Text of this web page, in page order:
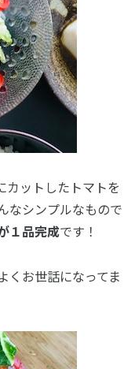
カットしたトマトを
なシンプルなもので
１品完成です！
くお世話になってま